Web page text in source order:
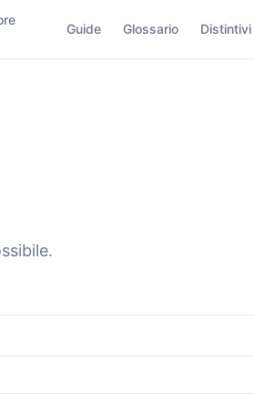
Guide Glossario Distintivi